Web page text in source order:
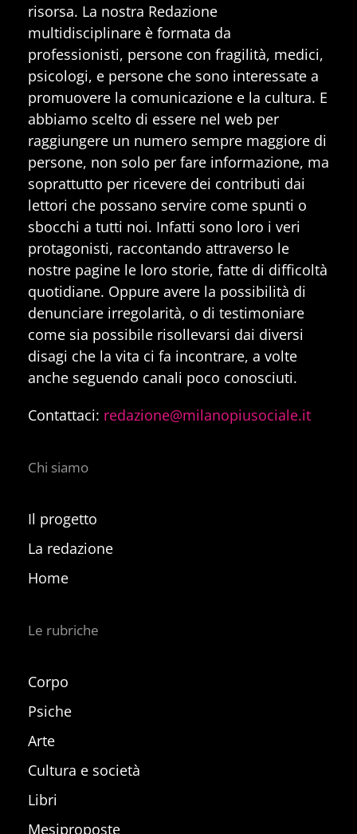
risorsa. La nostra Redazione
multidisciplinare è formata da
professionisti, persone con fragilità, medici,
psicologi, e persone che sono interessate a
promuovere la comunicazione e la cultura. E
abbiamo scelto di essere nel web per
raggiungere un numero sempre maggiore di
persone, non solo per fare informazione, ma
soprattutto per ricevere dei contributi dai
lettori che possano servire come spunti o
sbocchi a tutti noi. Infatti sono loro i veri
protagonisti, raccontando attraverso le
nostre pagine le loro storie, fatte di difficoltà
quotidiane. Oppure avere la possibilità di
denunciare irregolarità, o di testimoniare
come sia possibile risollevarsi dai diversi
disagi che la vita ci fa incontrare, a volte
anche seguendo canali poco conosciuti.
Contattaci: redazione@milanopiusociale.it
Chi siamo
Il progetto
La redazione
Home
Le rubriche
Corpo
Psiche
Arte
Cultura e società
Libri
Mesiproposte